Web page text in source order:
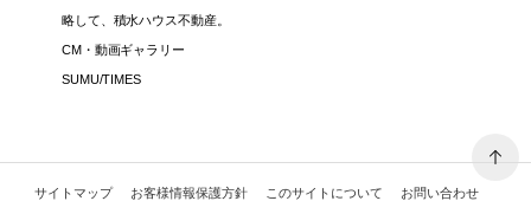
略して、積水ハウス不動産。
CM・動画ギャラリー
SUMU/TIMES
サイトマップ お客様情報保護方針 このサイトについて お問い合わせ